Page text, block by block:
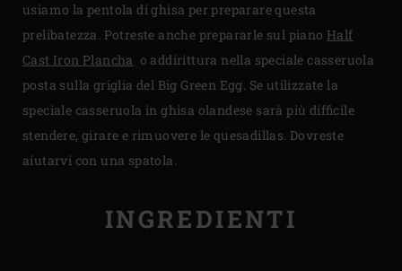
usiamo la pentola di ghisa per preparare questa
prelibatezza. Potreste anche prepararle sul piano Half
Cast Iron Plancha o addirittura nella speciale casseruola
posta sulla griglia del Big Green Egg. Se utilizzate la
speciale casseruola in ghisa olandese sarà più difficile
stendere, girare e rimuovere le quesadillas. Dovreste
aiutarvi con una spatola.
INGREDIENTI